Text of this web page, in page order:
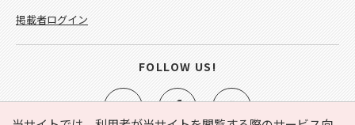
掲載者ログイン
FOLLOW US!